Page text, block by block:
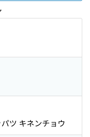
ツ キネンチョウ